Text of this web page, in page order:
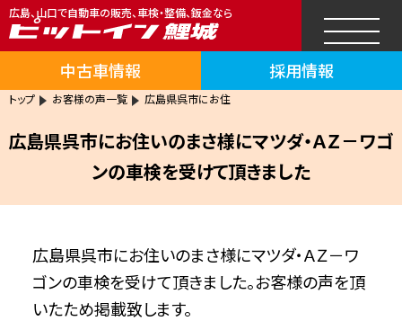
広島、山口で自動車の販売、車検・整備、鈑金なら
中古車情報 採用情報
トップ お客様の声一覧 広島県呉市にお住
広島県呉市にお住いのまさ様にマツダ・ＡＺ－ワゴ
ンの車検を受けて頂きました
広島県呉市にお住いのまさ様にマツダ・ＡＺ－ワ
ゴンの車検を受けて頂きました。お客様の声を頂
いたため掲載致します。